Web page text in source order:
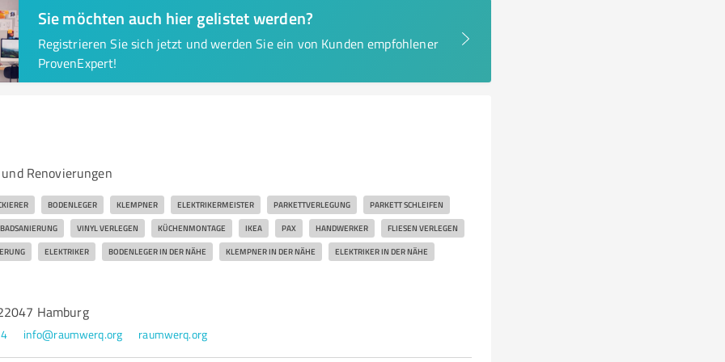
Sie möchten auch hier gelistet werden?
Registrieren Sie sich jetzt und werden Sie ein von Kunden empfohlener
ProvenExpert!
Renovierungen
BODENLEGER KLEMPNER ELEKTRIKERMEISTER PARKETTVERLEGUNG PARKETT SCHLEIFEN
BADSANIERUNG VINYL VERLEGEN KÜCHENMONTAGE IKEA PAX HANDWERKER FLIESEN VERLEGEN
ELEKTRIKER BODENLEGER IN DER NÄHE KLEMPNER IN DER NÄHE ELEKTRIKER IN DER NÄHE
Hamburg
info@raumwerq.org raumwerq.org